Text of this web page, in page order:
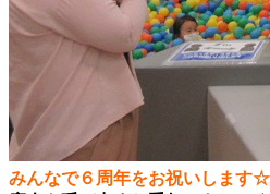
みんなで６周年をお祝いします☆